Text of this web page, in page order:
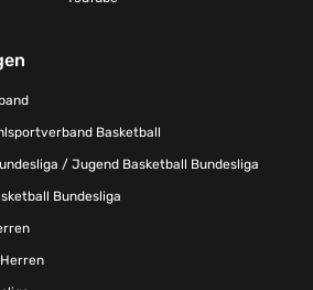
Basketball
/ Jugend Basketball Bundesliga
Bundesliga